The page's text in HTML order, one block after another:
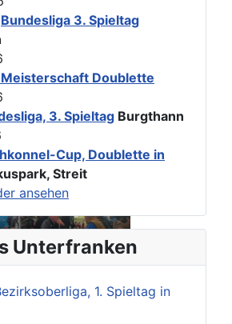
Bundesliga 3. Spieltag
Doublette
3. Spieltag Burgthann
Cup, Doublette in
Streit
ansehen
Unterfranken
1. Spieltag in